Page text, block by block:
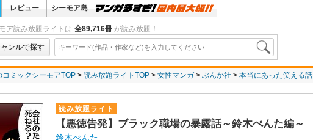
レビュー シーモア島
ア読み放題ライトは 全89,716冊 が読み放題！
ンルで探す
ミックシーモアTOP 読み放題ライトTOP 女性マンガ ぶんか社 本当にあった笑える話
読み放題ライト
【悪徳告発】ブラック職場の暴露話～鈴木ぺんた編～
鈴木ぺんた